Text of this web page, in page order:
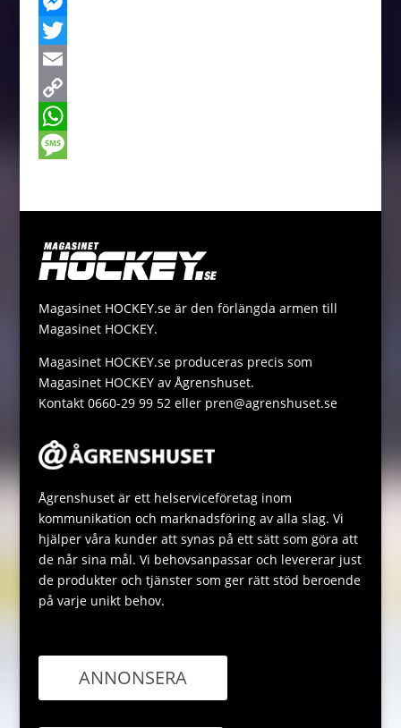
a
c
e
b
o
M
e
s
s
e
r
T
w
t
E
m
a
C
o
i
k
W
s
p
s
g
Magasinet HOCKEY.se är den förlängda armen till
Magasinet HOCKEY.
Magasinet HOCKEY.se produceras precis som
Magasinet HOCKEY av Ågrenshuset.
Kontakt 0660-29 99 52 eller pren@agrenshuset.se
Ågrenshuset är ett helserviceföretag inom
kommunikation och marknadsföring av alla slag. Vi
hjälper våra kunder att synas på ett sätt som göra att
de når sina mål. Vi behovsanpassar och levererar just
de produkter och tjänster som ger rätt stöd beroende
på varje unikt behov.
ANNONSERA